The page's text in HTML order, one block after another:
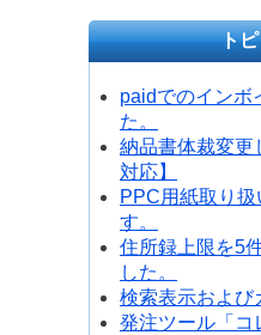
ト
paidでのインボ
た。
納品書体裁変更
対応】
PPC用紙取り扱
す。
住所録上限を5
した。
検索表示および
発注ツール「コ